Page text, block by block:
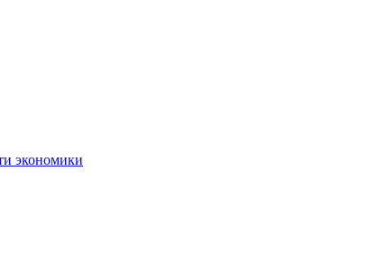
экономики